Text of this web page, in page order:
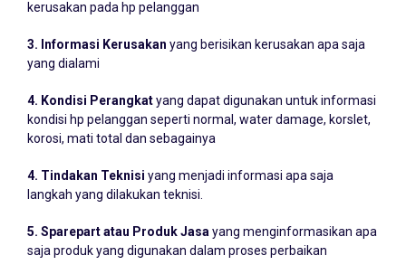
yang dialami
kondisi hp pelanggan seperti normal, water damage, korslet,
korosi, mati total dan sebagainya
langkah yang dilakukan teknisi.
saja produk yang digunakan dalam proses perbaikan